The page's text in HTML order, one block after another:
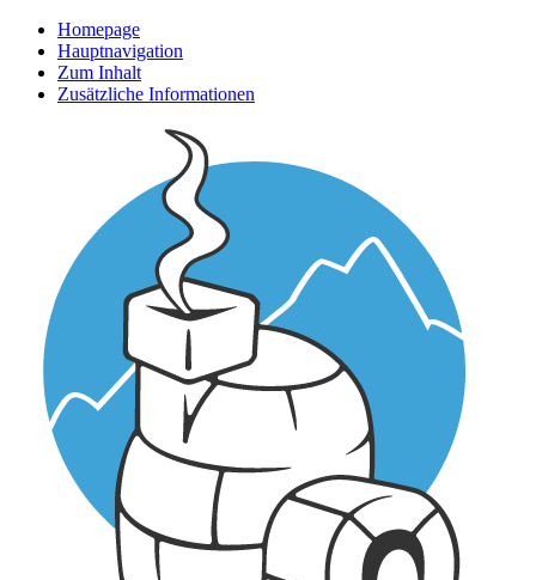
Homepage
Hauptnavigation
Zum Inhalt
Zusätzliche Informationen